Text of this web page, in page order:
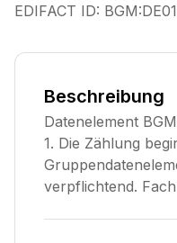
EDIFACT ID:
Beschreibung
Datenelement
1. Die Zählung
verpflichtend.